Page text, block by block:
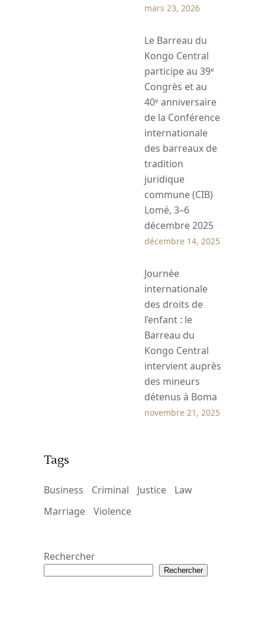
mars 23, 2026
Le Barreau du
Kongo Central
participe au 39ᵉ
Congrès et au
40ᵉ anniversaire
de la Conférence
internationale
des barreaux de
tradition
juridique
commune (CIB)
Lomé, 3–6
décembre 2025
décembre 14, 2025
Journée
internationale
des droits de
l’enfant : le
Barreau du
Kongo Central
intervient auprès
des mineurs
détenus à Boma
novembre 21, 2025
Tags
Business Criminal Justice
Law
Marriage
Violence
Rechercher
Rechercher